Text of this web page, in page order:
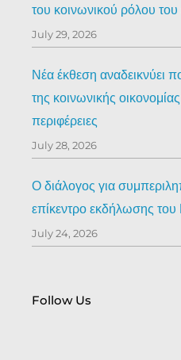
του κοινωνικού ρόλου
July 29, 2026
Νέα έκθεση αναδεικνύει
της κοινωνικής
περιφέρειες
July 28, 2026
Ο διάλογος για
επίκεντρο εκδήλωσης
July 24, 2026
Follow Us